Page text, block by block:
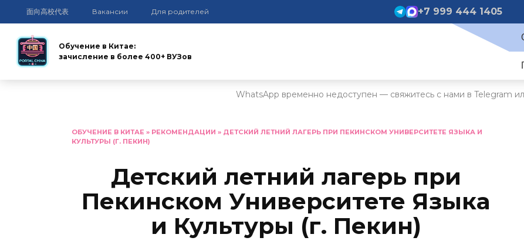
面向高校代表 Вакансии Для родителей +7 999 444 1405
Обучение в Китае:
зачисление в более 400+ ВУЗов
WhatsApp временно недоступен — свяжитесь с нами в Telegram
ОБУЧЕНИЕ В КИТАЕ » РЕКОМЕНДАЦИИ » ДЕТСКИЙ ЛЕТНИЙ ЛАГЕРЬ ПРИ ПЕКИНСКОМ УНИВЕРСИТЕТЕ ЯЗЫКА И
КУЛЬТУРЫ (Г. ПЕКИН)
Детский летний лагерь при
Пекинском Университете Языка
и Культуры (г. Пекин)